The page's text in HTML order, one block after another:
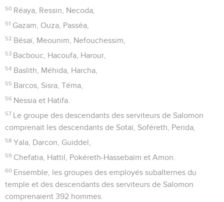
50 Réaya, Ressin, Necoda,
51 Gazam, Ouza, Passéa,
52 Bésaï, Meounim, Nefouchessim,
53 Bacbouc, Hacoufa, Harour,
54 Baslith, Méhida, Harcha,
55 Barcos, Sisra, Téma,
56 Nessia et Hatifa.
57 Le groupe des descendants des serviteurs de Salomon
comprenait les descendants de Sotaï, Soféreth, Perida,
58 Yala, Darcon, Guiddel,
59 Chefatia, Hattil, Pokéreth-Hassebaïm et Amon.
60 Ensemble, les groupes des employés subalternes du
temple et des descendants des serviteurs de Salomon
comprenaient 392 hommes.